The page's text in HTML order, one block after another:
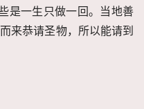
是一生只做一回。当地善
来恭请圣物，所以能请到